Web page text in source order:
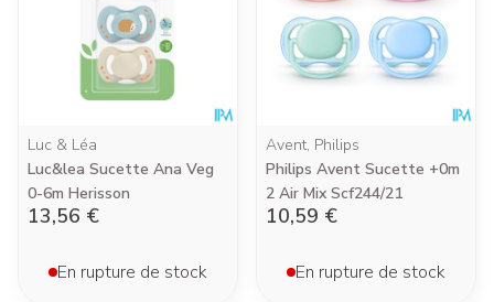
Luc & Léa
Luc&lea Sucette Ana Veg
0-6m Herisson
13,56 €
En rupture de stock
Avent, Philips
Philips Avent Sucette +0m
2 Air Mix Scf244/21
10,59 €
En rupture de stock